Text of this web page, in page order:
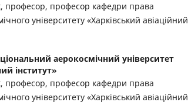
професор, професор кафедри права
університету «Харківський авіаційний
аерокосмічний університет
інститут»
професор, професор кафедри права
університету «Харківський авіаційний